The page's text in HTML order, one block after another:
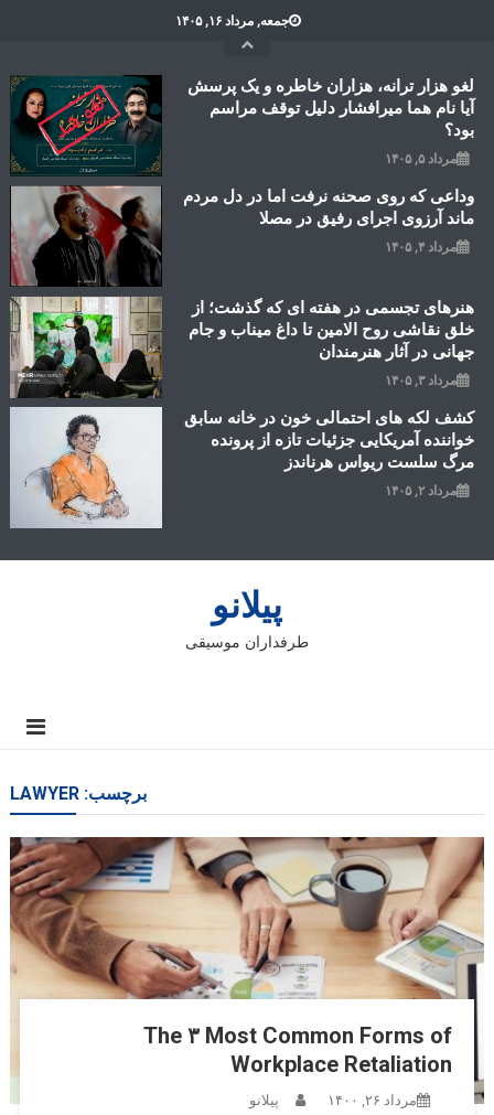
جمعه, مرداد ۱۶, ۱۴۰۵
لغو هزار ترانه، هزاران خاطره و یک پرسش
آیا نام هما میرافشار دلیل توقف مراسم
بود؟
مرداد ۵, ۱۴۰۵
وداعی که روی صحنه نرفت اما در دل مردم
ماند آرزوی اجرای رفیق در مصلا
مرداد ۴, ۱۴۰۵
هنرهای تجسمی در هفته ای که گذشت؛ از
خلق نقاشی روح الامین تا داغ میناب و جام
جهانی در آثار هنرمندان
مرداد ۳, ۱۴۰۵
کشف لکه های احتمالی خون در خانه سابق
خواننده آمریکایی جزئیات تازه از پرونده
مرگ سلست ریواس هرناندز
مرداد ۲, ۱۴۰۵
پیلانو
طرفداران موسیقی
برچسب:LAWYER
The ۳ Most Common Forms of
Workplace Retaliation
مرداد ۲۶, ۱۴۰۰ پیلانو